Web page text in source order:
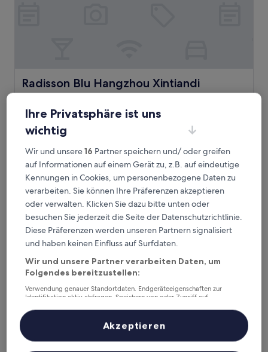
Radisson Blu Hangzhou Xintiandi
Radisson Blu Hangzhou Xintiandi
Sterne-
Unterkunft
Xiacheng, 2,6 km von Station Huafeng Road entfernt
von
10,
Außergewöhnlich,
(13
Bewertungen)
9,4/10 Außergewöhnlich
Preis
beträgt
95 €
inkl. Steuern & Gebühren
19. Aug.–20. Aug.
Haiwaihai Baina Hotel
Haiwaihai Baina Hotel
Haiwaihai Baina Hotel
Ihre Privatsphäre ist uns
wichtig
Wir und unsere16 Partner speichern und/ oder greifen
auf Informationen auf einem Gerät zu, z.B. auf eindeutige
Kennungen in Cookies, um personenbezogene Daten zu
verarbeiten. Sie können Ihre Präferenzen akzeptieren
oder verwalten. Klicken Sie dazu bitte unten oder
besuchen Sie jederzeit die Seite der Datenschutzrichtlinie.
Diese Präferenzen werden unseren Partnern signalisiert
und haben keinen Einfluss auf Surfdaten.
Wir und unsere Partner verarbeiten Daten, um
Folgendes bereitzustellen:
Verwendung genauer Standortdaten. Endgeräteeigenschaften zur
Identifikation aktiv abfragen. Speichern von oder Zugriff auf
Inhalte, Messung von Werbeleistung und der Performance von Inhalten,
Zielgruppenforschung sowie Entwicklung und Verbesserung von
Liste der Partner (Lieferanten)
Akzeptieren